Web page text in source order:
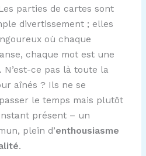
parties de cartes sont
divertissement ; elles
où chaque
chaque mot est une
ce pas là toute la
aînés ? Ils ne se
le temps mais plutôt
présent – un
plein d’enthousiasme
.